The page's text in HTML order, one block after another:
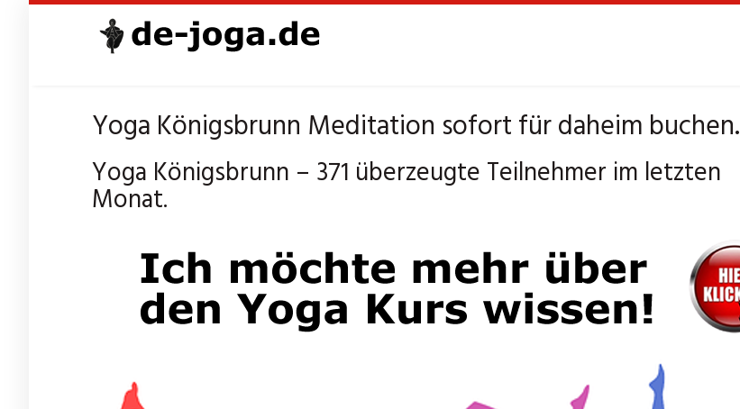
Yoga Königsbrunn Meditation sofort für daheim buchen.
Yoga Königsbrunn – 371 überzeugte Teilnehmer im letzten
Monat.